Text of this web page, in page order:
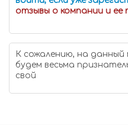
отзывы о компании и ее
К сожалению, на
будем весьма
свой